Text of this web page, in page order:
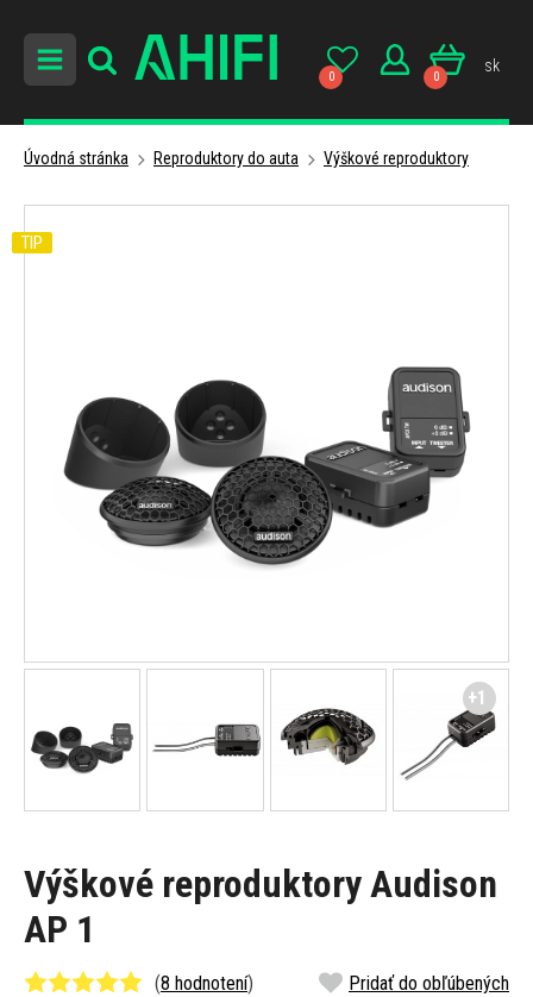
0 0
sk
Úvodná stránka Reproduktory do auta Výškové reproduktory
Výškové reproduktory Audison
AP 1
(8 hodnotení) Pridať do obľúbených
TIP
+1